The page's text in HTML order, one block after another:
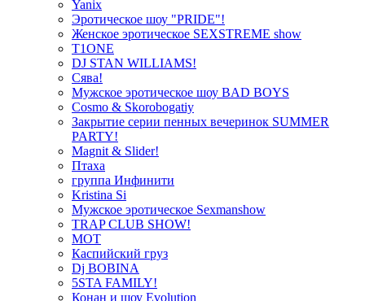
Yanix
Эротическое шоу "PRIDE"!
Женское эротическое SEXSTREME show
T1ONE
DJ STAN WILLIAMS!
Сява!
Мужское эротическое шоу BAD BOYS
Cosmo & Skorobogatiy
Закрытие серии пенных вечеринок SUMMER
PARTY!
Magnit & Slider!
Птаха
группа Инфинити
Kristina Si
Мужское эротическое Sexmanshow
TRAP CLUB SHOW!
МОТ
Каспийский груз
Dj BOBINA
5STA FAMILY!
Конан и шоу Evolution